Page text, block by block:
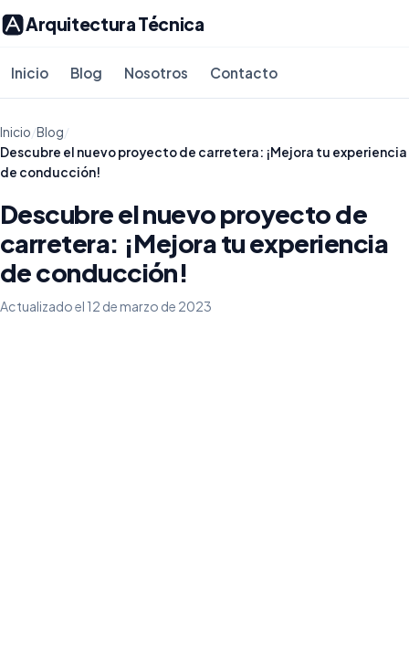
Arquitectura Técnica
Inicio Blog Nosotros Contacto
Inicio/Blog/
Descubre el nuevo proyecto de carretera: ¡Mejora tu experiencia
de conducción!
Descubre el nuevo proyecto de
carretera: ¡Mejora tu experiencia
de conducción!
Actualizado el 12 de marzo de 2023